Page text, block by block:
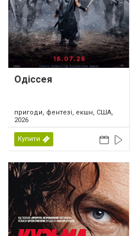
Одіссея
пригоди, фентезі, екшн, США,
2026
Купити